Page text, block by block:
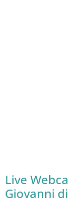
Live
Giovanni